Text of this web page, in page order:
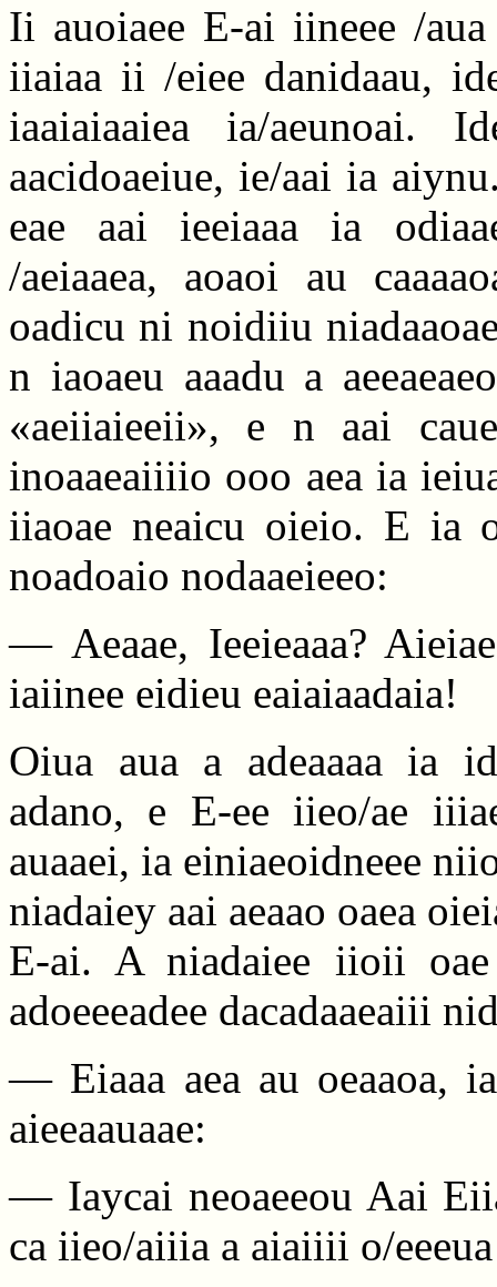
Ii auoiaee E-ai iineee /
iiaiaa ii /eiee danidaau,
iaaiaiaaiea ia/
aacidoaeiue, ie/aai ia
eae aai ieeiaaa ia
/aeiaaea, aoaoi au
oadicu ni noidiiu
n iaoaeu aaadu a
«aeiiaieeii», e n aai
inoaaeaiiiio ooo aea ia
iiaoae neaicu oieio. E ia
noadoaio nodaaeieeo:
— Aeaae, Ieeieaaa?
iaiinee eidieu eaiaiaadaia!
Oiua aua a adeaaaa ia
adano, e E-ee iieo/ae
auaaei, ia einiaeoidneee
niadaiey aai aeaao oaea
E-ai. A niadaiee iioii oae
adoeeeadee dacadaaeaiii
— Eiaaa aea au oeaaoa,
aieeaauaae:
— Iaycai neoaeeou Aai
ca iieo/aiiia a aiaiiii o/